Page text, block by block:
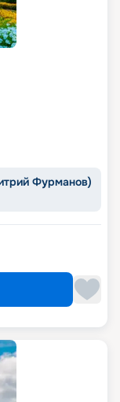
Фурманов)